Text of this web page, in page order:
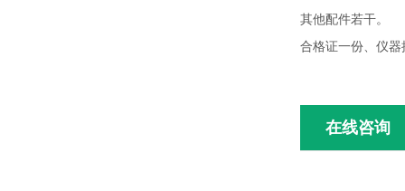
其他配件若干。
合格证一份、仪
在线咨询